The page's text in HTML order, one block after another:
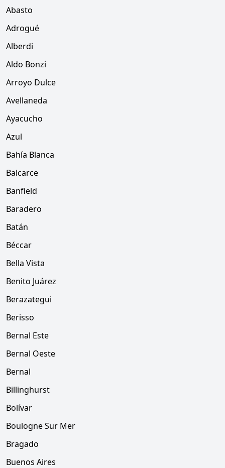
Abasto
Adrogué
Alberdi
Aldo Bonzi
Arroyo Dulce
Avellaneda
Ayacucho
Azul
Bahía Blanca
Balcarce
Banfield
Baradero
Batán
Béccar
Bella Vista
Benito Juárez
Berazategui
Berisso
Bernal Este
Bernal Oeste
Bernal
Billinghurst
Bolívar
Boulogne Sur Mer
Bragado
Buenos Aires